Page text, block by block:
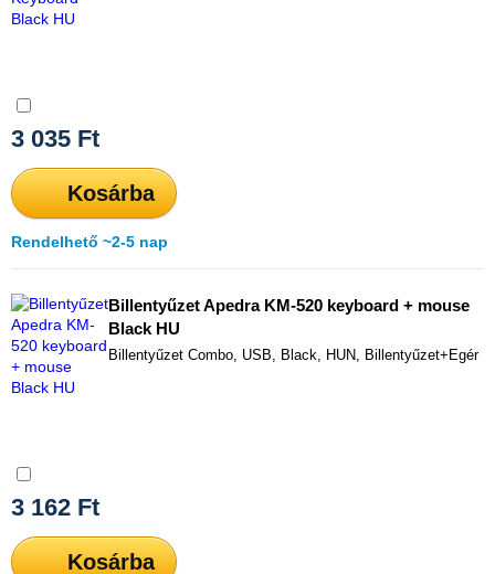
3 035 Ft
Kosárba
Rendelhető ~2-5 nap
Billentyűzet Apedra KM-520 keyboard + mouse
Black HU
Billentyűzet Combo, USB, Black, HUN, Billentyűzet+Egér
3 162 Ft
Kosárba